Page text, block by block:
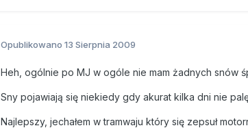
Opublikowano 13 Sierpnia 2009
Heh, ogólnie po MJ w ogóle nie mam żadnych snów
Sny pojawiają się niekiedy gdy akurat kilka dni nie
Najlepszy, jechałem w tramwaju który się zepsuł